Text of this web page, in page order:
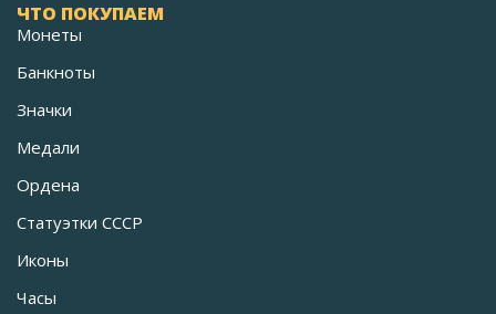
ЧТО ПОКУПАЕМ
Монеты
Банкноты
Значки
Медали
Ордена
Статуэтки СССР
Иконы
Часы